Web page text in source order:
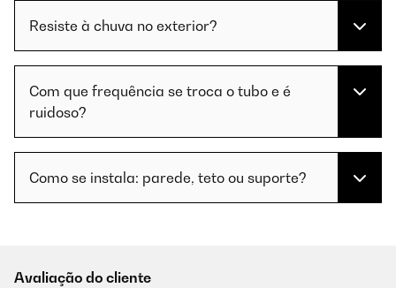
Resiste à chuva no exterior?
Com que frequência se troca o tubo e é
ruidoso?
Como se instala: parede, teto ou suporte?
Avaliação do cliente